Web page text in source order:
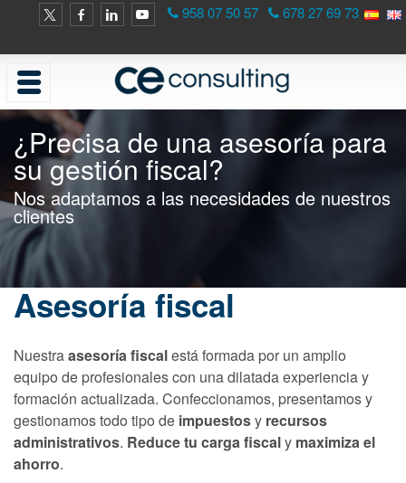
958 07 50 57 678 27 69 73
¿Precisa de una asesoría para
su gestión fiscal?
Nos adaptamos a las necesidades de nuestros
clientes
Asesoría fiscal
Nuestraasesoría fiscalestá formada por un amplio
equipo de profesionales con una dilatada experiencia y
formación actualizada. Confeccionamos, presentamos y
gestionamos todo tipo de impuestosy recursos
administrativos. Reduce tu carga fiscaly maximiza el
ahorro.